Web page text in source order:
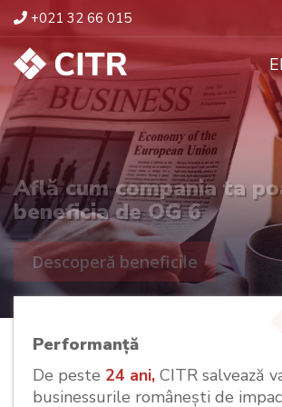
+021 32 66 015
Află cum compania ta
beneficia de OG 6
Descoperă beneficile
Performanță
De peste 24 ani, CITR salvează
businessurile românești de